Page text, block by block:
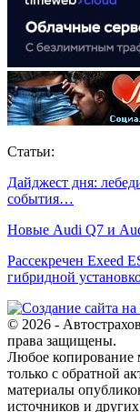
Статьи:
Дайджест дня:
события…
Новые Audi Q7 и
Рассекречен Exeed
гибридной
© 2026 -
права защищены.
Любое копирование
только с обратной
материалы
источников и